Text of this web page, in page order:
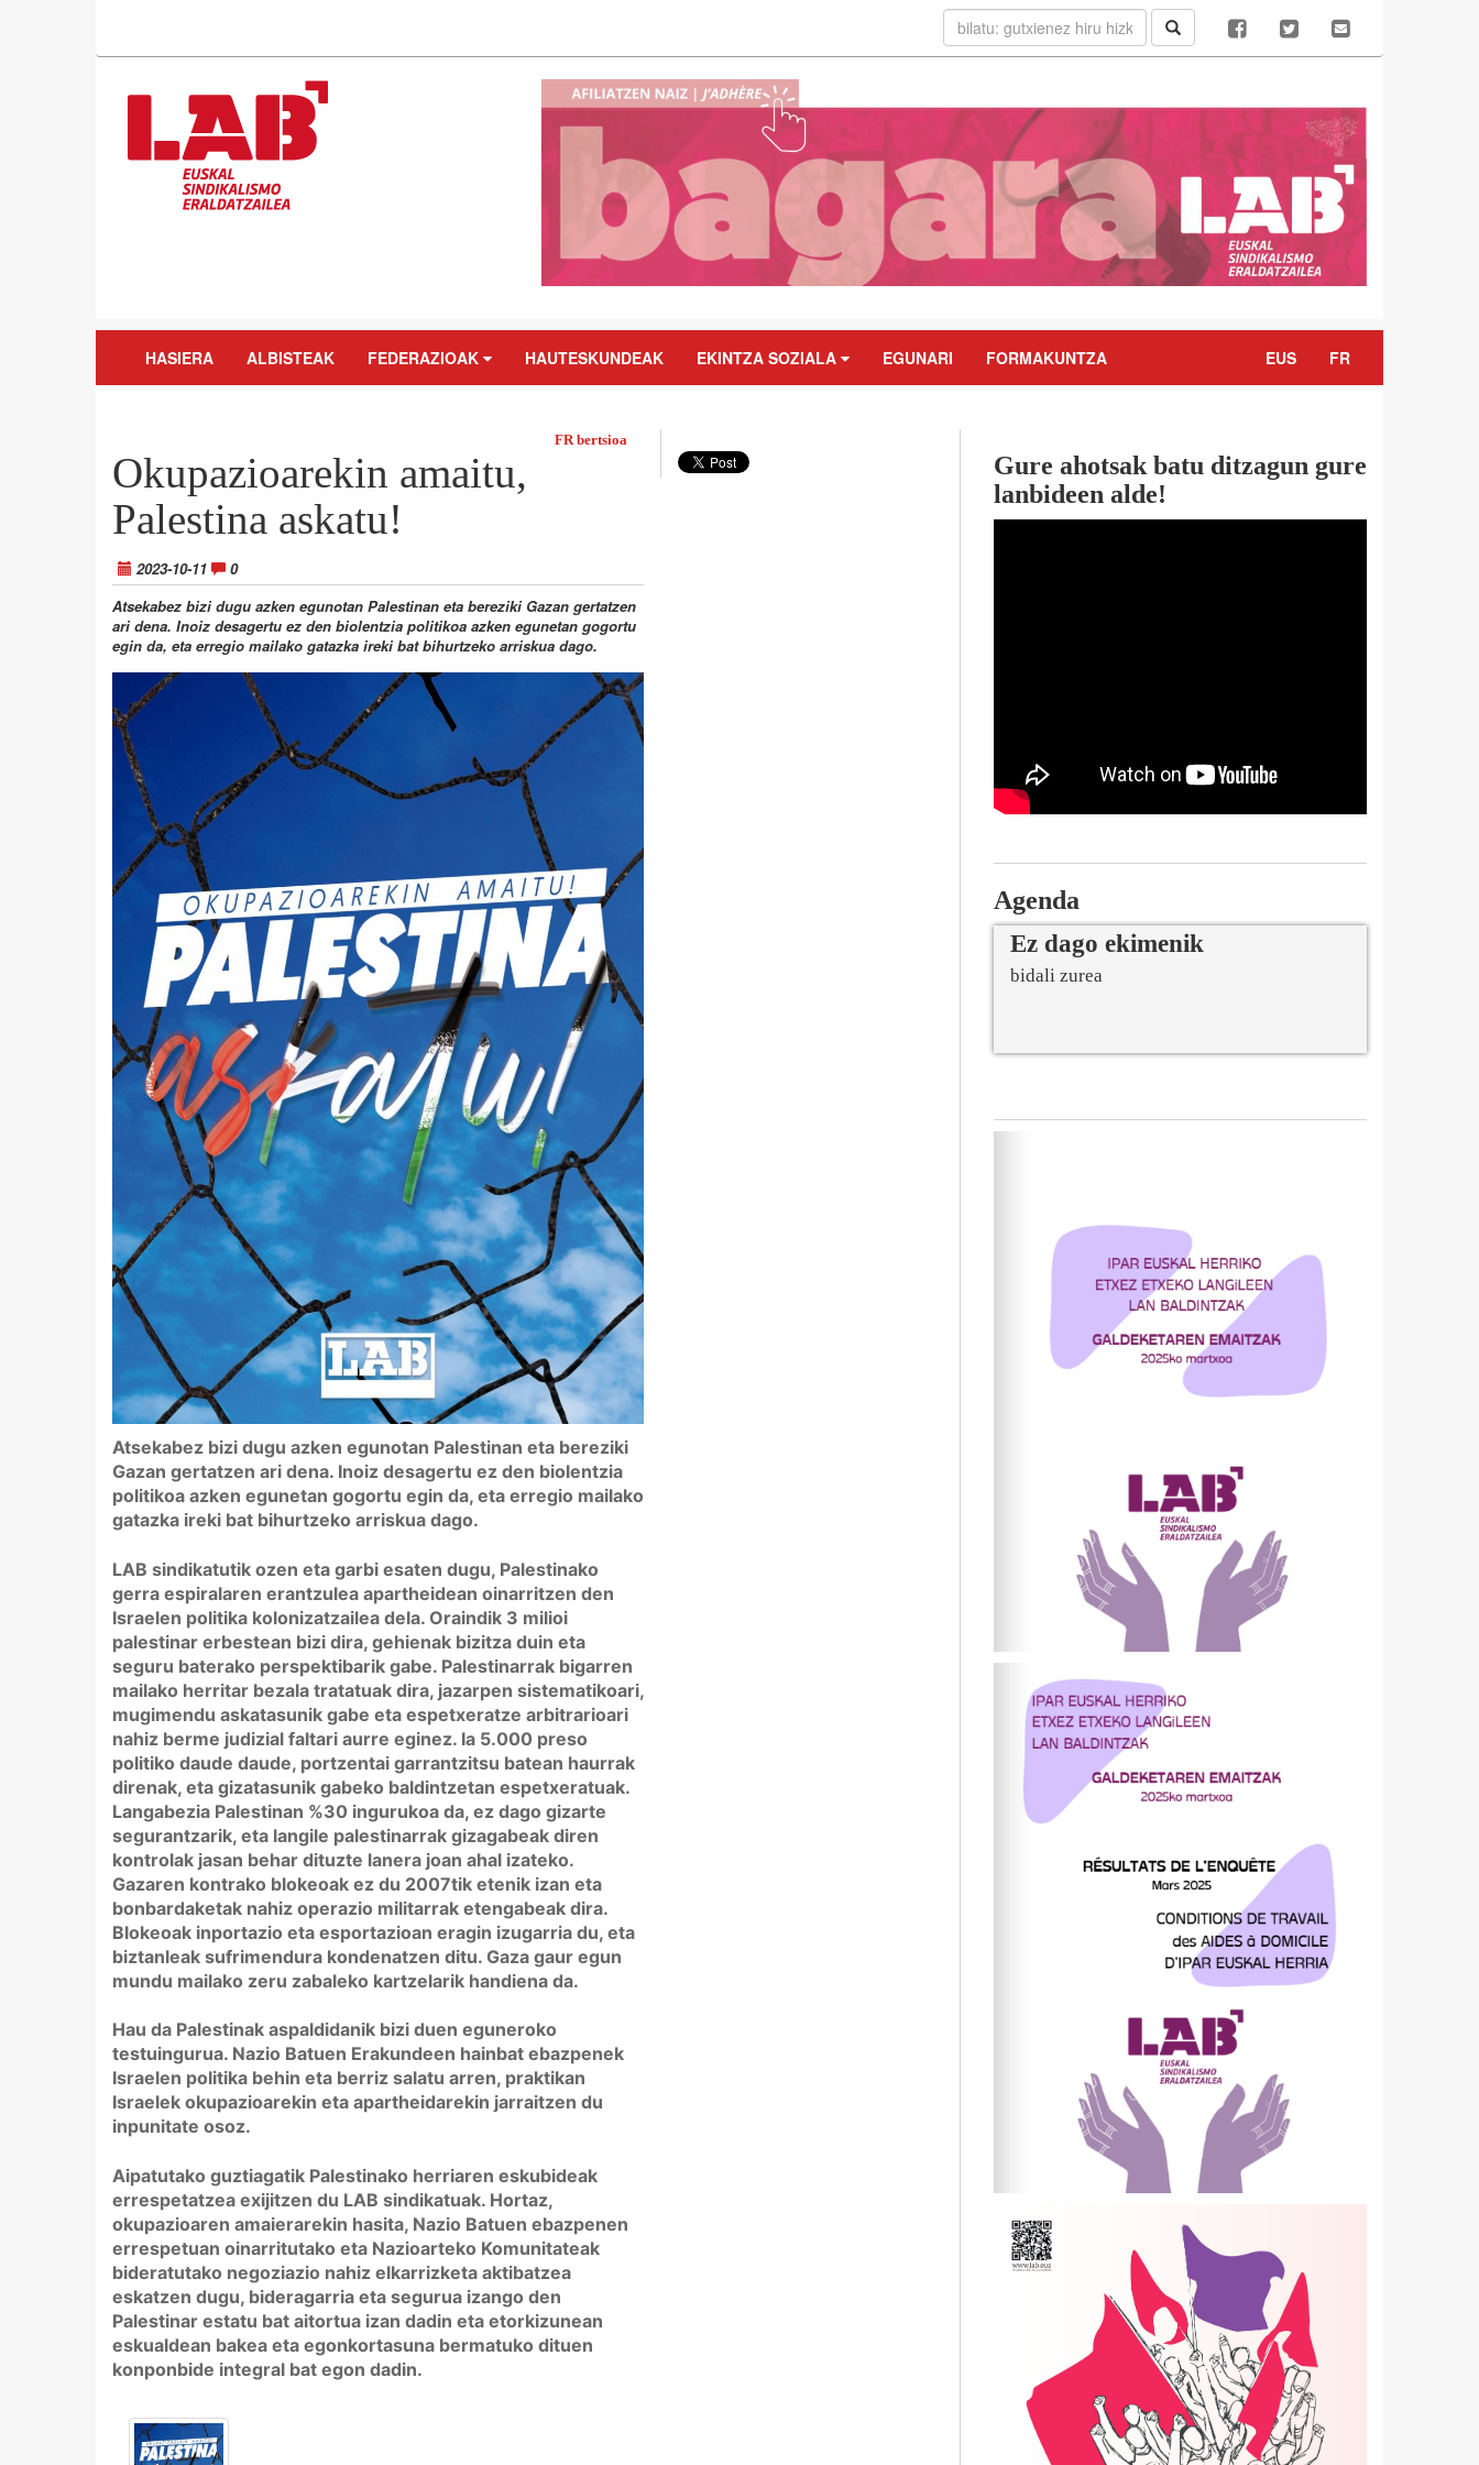
HASIERA ALBISTEAK FEDERAZIOAK HAUTESKUNDEAK EKINTZA SOZIALA EGUNARI FORMAKUNTZA EUS FR
FR bertsioa
Okupazioarekin amaitu,
Palestina askatu!
2023-10-11
0
Atsekabez bizi dugu azken egunotan Palestinan eta bereziki Gazan gertatzen
ari dena. Inoiz desagertu ez den biolentzia politikoa azken egunetan gogortu
egin da, eta erregio mailako gatazka ireki bat bihurtzeko arriskua dago.
Atsekabez bizi dugu azken egunotan Palestinan eta bereziki
Gazan gertatzen ari dena. Inoiz desagertu ez den biolentzia
politikoa azken egunetan gogortu egin da, eta erregio mailako
gatazka ireki bat bihurtzeko arriskua dago.
LAB sindikatutik ozen eta garbi esaten dugu, Palestinako
gerra espiralaren erantzulea apartheidean oinarritzen den
Israelen politika kolonizatzailea dela. Oraindik 3 milioi
palestinar erbestean bizi dira, gehienak bizitza duin eta
seguru baterako perspektibarik gabe. Palestinarrak bigarren
mailako herritar bezala tratatuak dira, jazarpen sistematikoari,
mugimendu askatasunik gabe eta espetxeratze arbitrarioari
nahiz berme judizial faltari aurre eginez. Ia 5.000 preso
politiko daude daude, portzentai garrantzitsu batean haurrak
direnak, eta gizatasunik gabeko baldintzetan espetxeratuak.
Langabezia Palestinan %30 ingurukoa da, ez dago gizarte
segurantzarik, eta langile palestinarrak gizagabeak diren
kontrolak jasan behar dituzte lanera joan ahal izateko.
Gazaren kontrako blokeoak ez du 2007tik etenik izan eta
bonbardaketak nahiz operazio militarrak etengabeak dira.
Blokeoak inportazio eta esportazioan eragin izugarria du, eta
biztanleak sufrimendura kondenatzen ditu. Gaza gaur egun
mundu mailako zeru zabaleko kartzelarik handiena da.
Hau da Palestinak aspaldidanik bizi duen eguneroko
testuingurua. Nazio Batuen Erakundeen hainbat ebazpenek
Israelen politika behin eta berriz salatu arren, praktikan
Israelek okupazioarekin eta apartheidarekin jarraitzen du
inpunitate osoz.
Aipatutako guztiagatik Palestinako herriaren eskubideak
errespetatzea exijitzen du LAB sindikatuak. Hortaz,
okupazioaren amaierarekin hasita, Nazio Batuen ebazpenen
errespetuan oinarritutako eta Nazioarteko Komunitateak
bideratutako negoziazio nahiz elkarrizketa aktibatzea
eskatzen dugu, bideragarria eta segurua izango den
Palestinar estatu bat aitortua izan dadin eta etorkizunean
eskualdean bakea eta egonkortasuna bermatuko dituen
konponbide integral bat egon dadin.
Gure ahotsak batu ditzagun gure
lanbideen alde!
Agenda
Ez dago ekimenik
bidali zurea